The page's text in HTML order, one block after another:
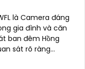
là Camera đáng
gia đình và căn
sát rõ ràng